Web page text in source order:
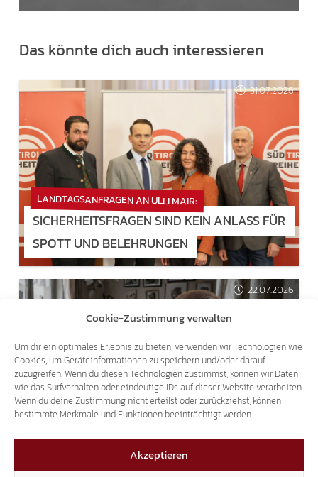
Cookie-Zustimmung verwalten
Um dir ein optimales Erlebnis zu bieten, verwenden wir Technologien wie
Cookies, um Geräteinformationen zu speichern und/oder darauf
zuzugreifen. Wenn du diesen Technologien zustimmst, können wir Daten
wie das Surfverhalten oder eindeutige IDs auf dieser Website verarbeiten.
Wenn du deine Zustimmung nicht erteilst oder zurückziehst, können
bestimmte Merkmale und Funktionen beeinträchtigt werden.
Akzeptieren
Das könnte dich auch interessieren
31.07.2026
LANDTAGSANFRAGEN AN ULLI MAIR:
SICHERHEITSFRAGEN SIND KEIN ANLASS FÜR
SPOTT UND BELEHRUNGEN
22.07.2026
ANTRAG ABGELEHNT:
MEHRHEIT IM LANDTAG SAGT NEIN ZU
MIETANPASSUNGEN FÜR RENTNER!